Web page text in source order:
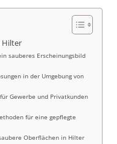
Hilter
sauberes Erscheinungsbild
in der Umgebung von
Gewerbe und Privatkunden
für eine gepflegte
Oberflächen in Hilter